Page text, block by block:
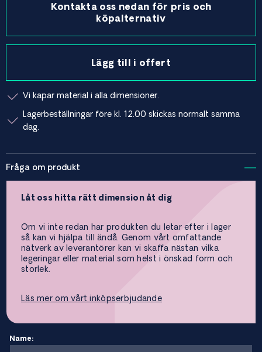
Kontakta oss nedan för pris och
köpalternativ
Lägg till i offert
Vi kapar material i alla dimensioner.
Lagerbeställningar före kl. 12.00 skickas normalt samma
dag.
Fråga om produkt
Låt oss hitta rätt dimension åt dig
Om vi inte redan har produkten du letar efter i lager
så kan vi hjälpa till ändå. Genom vårt omfattande
nätverk av leverantörer kan vi skaffa nästan vilka
legeringar eller material som helst i önskad form och
storlek.
Läs mer om vårt inköpserbjudande
Name: